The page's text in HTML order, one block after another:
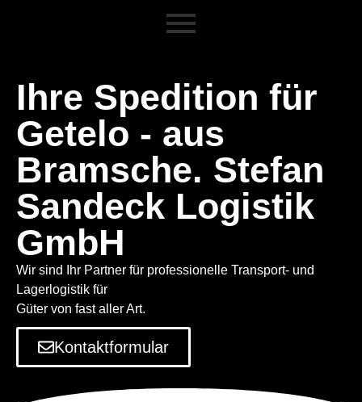
Ihre Spedition für
Getelo - aus
Bramsche. Stefan
Sandeck Logistik
GmbH
Wir sind Ihr Partner für professionelle Transport- und
Lagerlogistik für
Güter von fast aller Art.
Kontaktformular